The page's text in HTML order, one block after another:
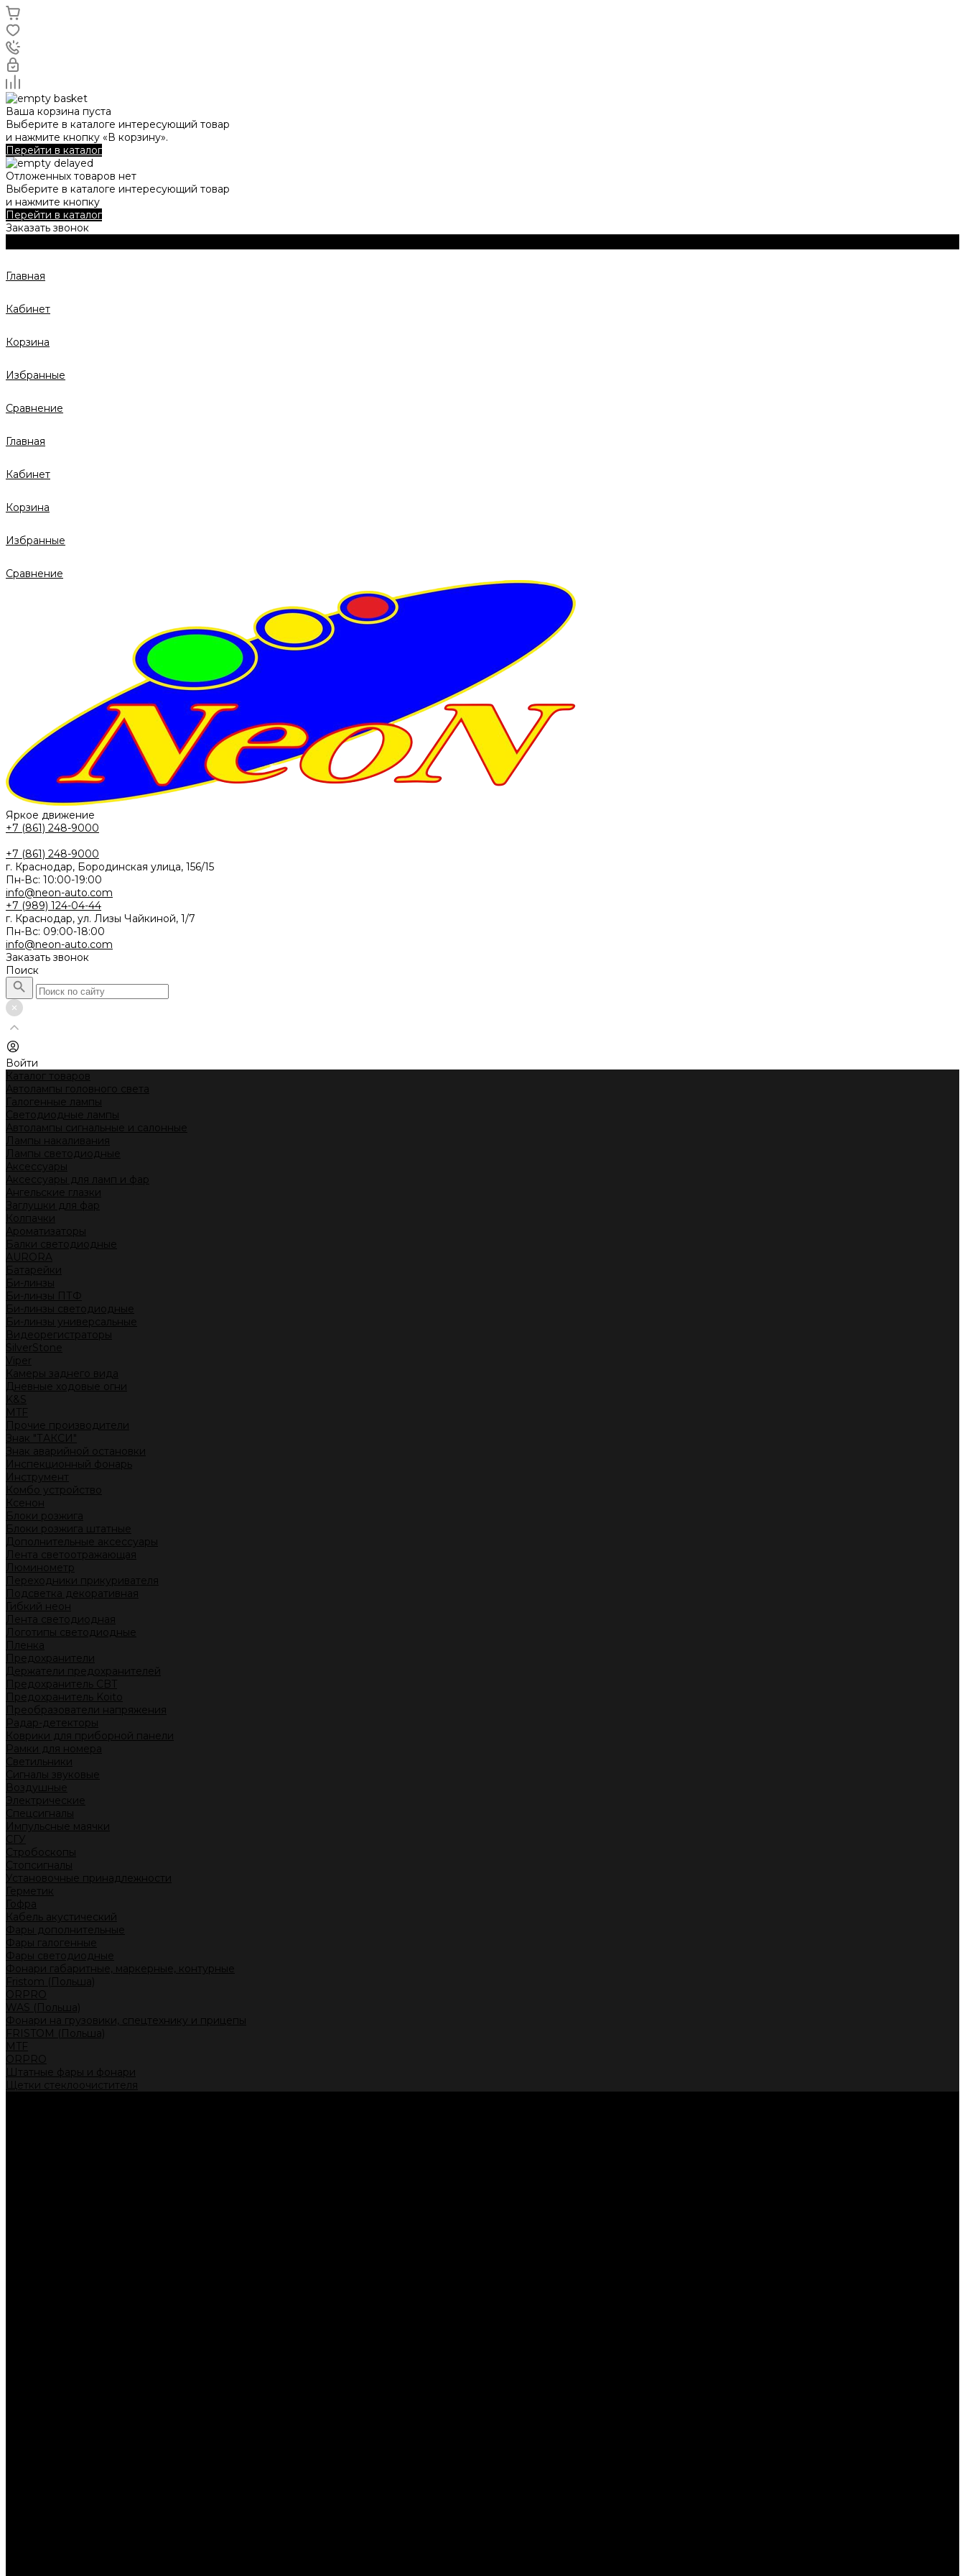
Ваша корзина пуста
Выберите в каталоге интересующий товар
и нажмите кнопку «В корзину».
Перейти в каталог
Отложенных товаров нет
Выберите в каталоге интересующий товар
и нажмите кнопку
Перейти в каталог
Заказать звонок
Главная
Кабинет
Корзина
Избранные
Сравнение
Главная
Кабинет
Корзина
Избранные
Сравнение
Яркое движение
+7 (861) 248-9000
+7 (861) 248-9000
г. Краснодар, Бородинская улица, 156/15
Пн-Вс: 10:00-19:00
info@neon-auto.com
+7 (989) 124-04-44
г. Краснодар, ул. Лизы Чайкиной, 1/7
Пн-Вс: 09:00-18:00
info@neon-auto.com
Заказать звонок
Поиск
Войти
Каталог товаров
Автолампы головного света
Галогенные лампы
Светодиодные лампы
Автолампы сигнальные и салонные
Лампы накаливания
Лампы светодиодные
Аксессуары
Аксессуары для ламп и фар
Ангельские глазки
Заглушки для фар
Колпачки
Ароматизаторы
Балки светодиодные
AURORA
Батарейки
Би-линзы
Би-линзы ПТФ
Би-линзы светодиодные
Би-линзы универсальные
Видеорегистраторы
SilverStone
Viper
Камеры заднего вида
Дневные ходовые огни
K&S
MTF
Прочие производители
Знак "ТАКСИ"
Знак аварийной остановки
Инспекционный фонарь
Инструмент
Комбо устройство
Ксенон
Блоки розжига
Блоки розжига штатные
Дополнительные аксессуары
Лента светоотражающая
Люминометр
Переходники прикуривателя
Подсветка декоративная
Гибкий неон
Лента светодиодная
Логотипы светодиодные
Пленка
Предохранители
Держатели предохранителей
Предохранитель CBT
Предохранитель Koito
Преобразователи напряжения
Радар-детекторы
Коврики для приборной панели
Рамки для номера
Светильники
Сигналы звуковые
Воздушные
Электрические
Спецсигналы
Импульсные маячки
СГУ
Стробоскопы
Стопсигналы
Установочные принадлежности
Герметик
Гофра
Кабель акустический
Фары дополнительные
Фары галогенные
Фары светодиодные
Фонари габаритные, маркерные, контурные
Fristom (Польша)
ORPRO
WAS (Польша)
Фонари на грузовики, спецтехнику и прицепы
FRISTOM (Польша)
MTF
ORPRO
Штатные фары и фонари
Щетки стеклоочистителя